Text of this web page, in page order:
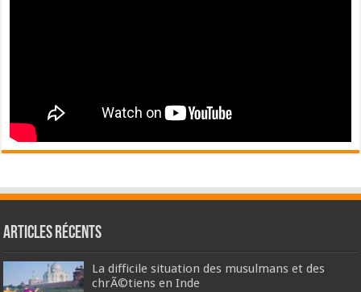
Articles récents
La difficile situation des musulmans et des
chrÃ©tiens en Inde